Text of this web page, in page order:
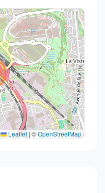
Leaflet | ©OpenStreetMap